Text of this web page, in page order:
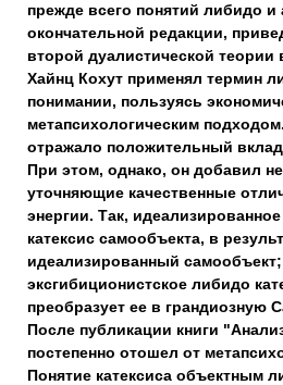
прежде всего понятий либидо и
окончательной редакции,
второй дуалистической теории
Хайнц Кохут применял термин
понимании, пользуясь
метапсихологическим
отражало положительный
При этом, однако, он добавил
уточняющие качественные
энергии. Так,
катексис самообъекта, в
идеализированный
эксгибиционистское либидо
преобразует ее в грандиозную
После публикации книги
постепенно отошел от
Понятие катексиса объектным